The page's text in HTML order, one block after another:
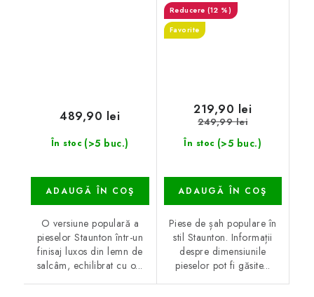
În stoc (>5 buc.)
489,90 lei
ADAUGĂ ÎN COŞ
O versiune populară a
pieselor Staunton într-un
finisaj luxos din lemn de
salcâm, echilibrat cu o...
(12 %)
Favorite
În stoc (>5 buc.)
219,90 lei
249,99 lei
ADAUGĂ ÎN COŞ
Piese de șah populare în
stil Staunton. Informații
despre dimensiunile
pieselor pot fi găsite...